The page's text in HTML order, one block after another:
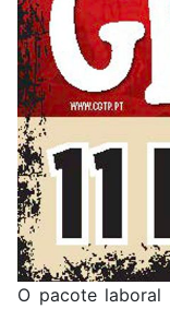
O pacote laboral